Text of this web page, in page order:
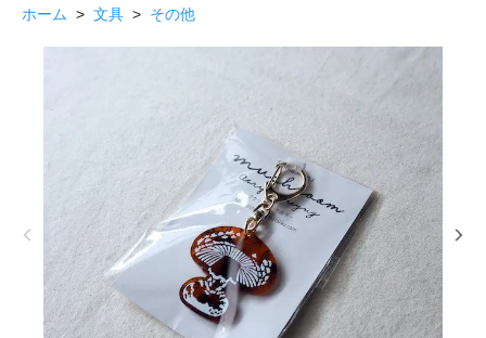
ホーム > 文具 > その他